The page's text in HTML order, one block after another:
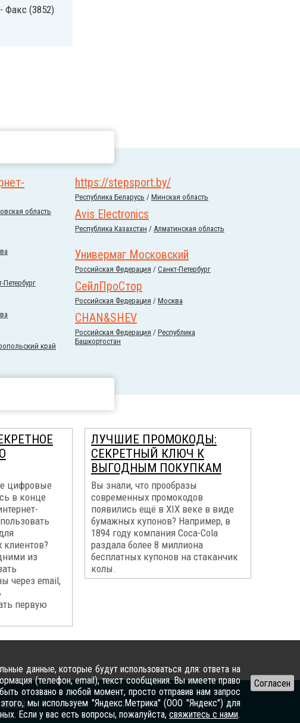
Факс (3852)
область
https://stepsport.by/
Республика Беларусь / Минская область
Avis Electronics
Республика Казахстан / Алматинская область
Универмаг Московский
Российcкая Федерация / Санкт-Петербург
Петербург СейлПроСтор
Российcкая Федерация / Москва
CHAN&SHEV
Российcкая Федерация / Республика
Башкортостан
край
цифровые
в конце
из
через email,
первую
ЛУЧШИЕ ПРОМОКОДЫ:
СЕКРЕТНЫЙ КЛЮЧ К
ВЫГОДНЫМ ПОКУПКАМ
Вы знали, что прообразы
современных промокодов
появились ещё в XIX веке в виде
бумажных купонов? Например, в
1894 году компания Coca-Cola
раздала более 8 миллиона
бесплатных купонов на стаканчик
колы.
данные, которые будут использоваться для: ответа на
(телефон, email), текст сообщения. Вы имеете право
отозвано в любой момент, просто отправив нам запрос
мы используем "Яндекс.Метрика" (ООО "Яндекс") для
Если у вас есть вопросы, пожалуйста, свяжитесь с нами.